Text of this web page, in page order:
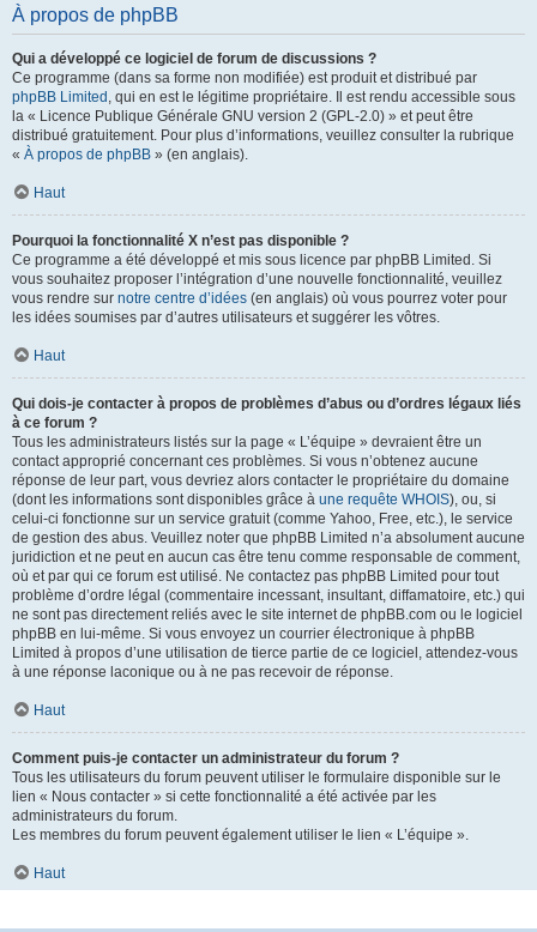
À propos de phpBB
Qui a développé ce logiciel de forum de discussions ?
Ce programme (dans sa forme non modifiée) est produit et distribué par
phpBB Limited , qui en est le légitime propriétaire. Il est rendu accessible sous
la « Licence Publique Générale GNU version 2 (GPL-2.0) » et peut être
distribué gratuitement. Pour plus d’informations, veuillez consulter la rubrique
« À propos de phpBB » (en anglais).
Haut
Pourquoi la fonctionnalité X n’est pas disponible ?
Ce programme a été développé et mis sous licence par phpBB Limited. Si
vous souhaitez proposer l’intégration d’une nouvelle fonctionnalité, veuillez
vous rendre sur notre centre d’idées (en anglais) où vous pourrez voter pour
les idées soumises par d’autres utilisateurs et suggérer les vôtres.
Haut
Qui dois-je contacter à propos de problèmes d’abus ou d’ordres légaux liés
à ce forum ?
Tous les administrateurs listés sur la page « L’équipe » devraient être un
contact approprié concernant ces problèmes. Si vous n’obtenez aucune
réponse de leur part, vous devriez alors contacter le propriétaire du domaine
(dont les informations sont disponibles grâce à une requête WHOIS), ou, si
celui-ci fonctionne sur un service gratuit (comme Yahoo, Free, etc.), le service
de gestion des abus. Veuillez noter que phpBB Limited n’a absolument aucune
juridiction et ne peut en aucun cas être tenu comme responsable de comment,
où et par qui ce forum est utilisé. Ne contactez pas phpBB Limited pour tout
problème d’ordre légal (commentaire incessant, insultant, diffamatoire, etc.) qui
ne sont pas directement reliés avec le site internet de phpBB.com ou le logiciel
phpBB en lui-même. Si vous envoyez un courrier électronique à phpBB
Limited à propos d’une utilisation de tierce partie de ce logiciel, attendez-vous
à une réponse laconique ou à ne pas recevoir de réponse.
Haut
Comment puis-je contacter un administrateur du forum ?
Tous les utilisateurs du forum peuvent utiliser le formulaire disponible sur le
lien « Nous contacter » si cette fonctionnalité a été activée par les
administrateurs du forum.
Les membres du forum peuvent également utiliser le lien « L’équipe ».
Haut